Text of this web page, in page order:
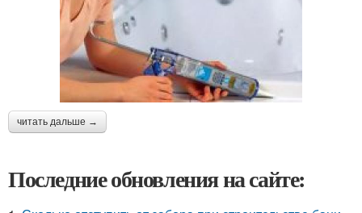
читать дальше →
Последние обновления на сайте: